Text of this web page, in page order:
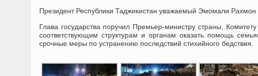
Президент Республики Таджикистан уважаемый Эмомали
Глава государства поручил Премьер-министру страны,
соответствующим структурам и органам оказать помощь
срочные меры по устранению последствий стихийного бедствия.